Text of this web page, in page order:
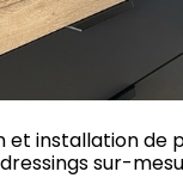
et installation de
dressings sur-